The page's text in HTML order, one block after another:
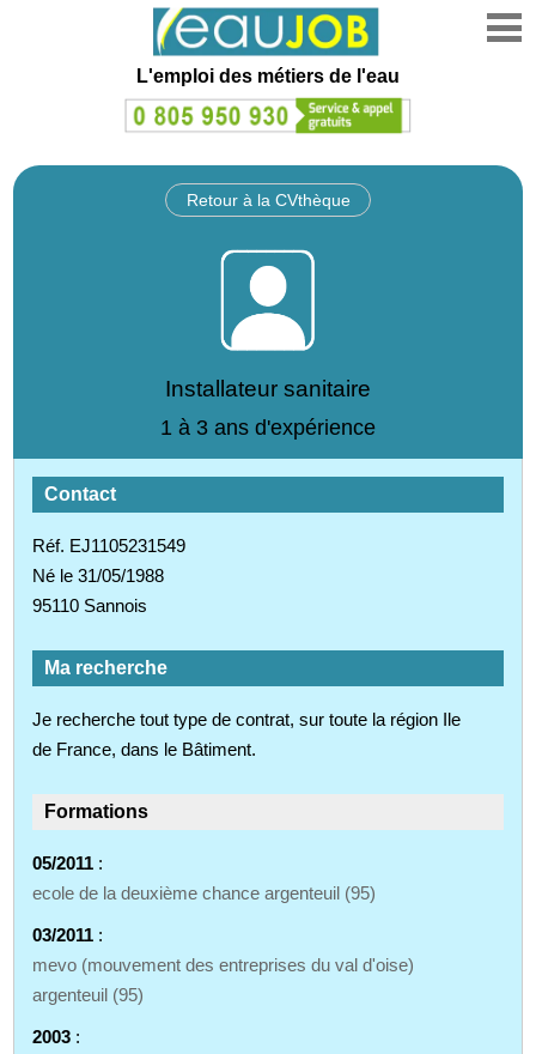
L'emploi des métiers de l'eau
Retour à la CVthèque
Installateur sanitaire
1 à 3 ans d'expérience
Contact
Réf. EJ1105231549
Né le 31/05/1988
95110 Sannois
Ma recherche
Je recherche tout type de contrat, sur toute la région Ile
de France, dans le Bâtiment.
Formations
05/2011 :
ecole de la deuxième chance argenteuil (95)
03/2011 :
mevo (mouvement des entreprises du val d'oise)
argenteuil (95)
2003 :